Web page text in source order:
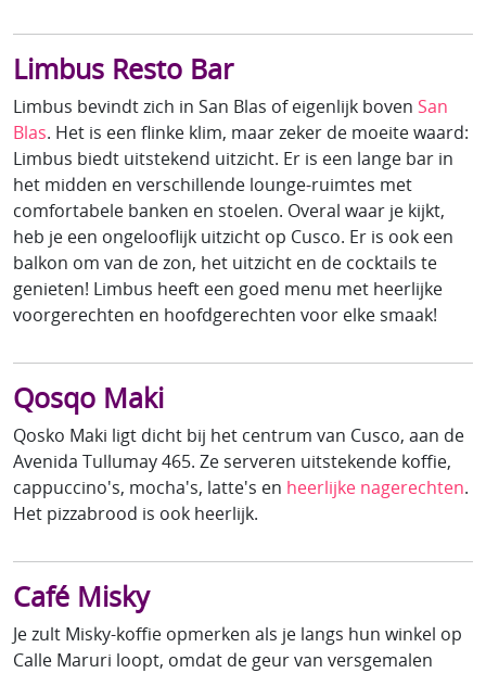
Limbus Resto Bar
Limbus bevindt zich in San Blas of eigenlijk boven San
Blas. Het is een flinke klim, maar zeker de moeite waard:
Limbus biedt uitstekend uitzicht. Er is een lange bar in
het midden en verschillende lounge-ruimtes met
comfortabele banken en stoelen. Overal waar je kijkt,
heb je een ongelooflijk uitzicht op Cusco. Er is ook een
balkon om van de zon, het uitzicht en de cocktails te
genieten! Limbus heeft een goed menu met heerlijke
voorgerechten en hoofdgerechten voor elke smaak!
Qosqo Maki
Qosko Maki ligt dicht bij het centrum van Cusco, aan de
Avenida Tullumay 465. Ze serveren uitstekende koffie,
cappuccino's, mocha's, latte's en heerlijke nagerechten.
Het pizzabrood is ook heerlijk.
Café Misky
Je zult Misky-koffie opmerken als je langs hun winkel op
Calle Maruri loopt, omdat de geur van versgemalen